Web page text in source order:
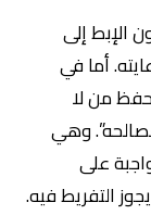
الإبط إلى
أما في
من لا
وهي
على
التفريط فيه.